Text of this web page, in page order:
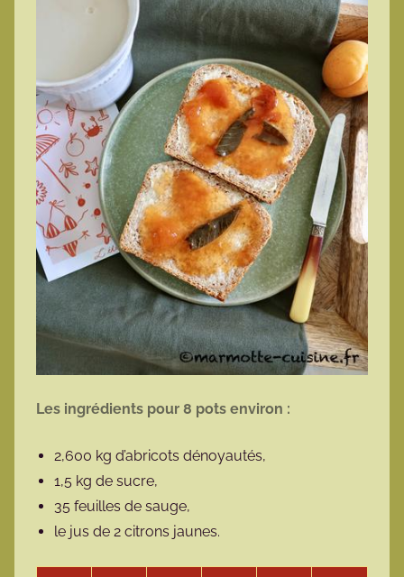
Les ingrédients pour 8 pots environ :
2,600 kg d’abricots dénoyautés,
1,5 kg de sucre,
35 feuilles de sauge,
le jus de 2 citrons jaunes.